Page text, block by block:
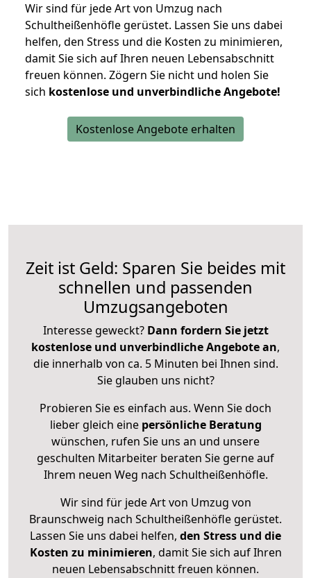
Wir sind für jede Art von Umzug nach
Schultheißenhöfle gerüstet. Lassen Sie uns dabei
helfen, den Stress und die Kosten zu minimieren,
damit Sie sich auf Ihren neuen Lebensabschnitt
freuen können. Zögern Sie nicht und holen Sie
sich kostenlose und unverbindliche Angebote!
Kostenlose Angebote erhalten
Zeit ist Geld: Sparen Sie beides mit
schnellen und passenden
Umzugsangeboten
Interesse geweckt? Dann fordern Sie jetzt
kostenlose und unverbindliche Angebote an,
die innerhalb von ca. 5 Minuten bei Ihnen sind.
Sie glauben uns nicht?
Probieren Sie es einfach aus. Wenn Sie doch
lieber gleich eine persönliche Beratung
wünschen, rufen Sie uns an und unsere
geschulten Mitarbeiter beraten Sie gerne auf
Ihrem neuen Weg nach Schultheißenhöfle.
Wir sind für jede Art von Umzug von
Braunschweig nach Schultheißenhöfle gerüstet.
Lassen Sie uns dabei helfen, den Stress und die
Kosten zu minimieren, damit Sie sich auf Ihren
neuen Lebensabschnitt freuen können.